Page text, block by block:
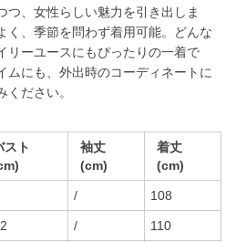
つ、女性らしい魅力を引き出しま
く、季節を問わず着用可能。どんな
リーユースにもぴったりの一着で
ムにも、外出時のコーディネートに
ださい。
スト
袖丈
(cm)
着丈
(cm)
/ 108
/ 110